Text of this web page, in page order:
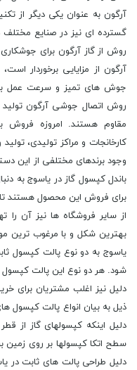
آرگون به عنوان یکی دیگر از
گسترده ای نیز در صنایع مختلف
روش از گاز آرگون برای
آرگون از مزایایی برخوردار
جوش های تمیز و سرعت عمل
روش اتصال جوشی آرگون تولید
مقاوم هستند. امروزه فروش
کارخانجات و مراکز تولیدی،
وجود برندهای مختلفی از این
باندل کپسول گاز در یاسوج به
برای فروش این محصول هستند
از سایر فروشگاه ها نیز آن را
بهترین شکل و با مرغوب ترین
یاسوج به دو نوع پالت کپسول
شود. هر دو نوع این پالت کپسول
دلیل نیز اغلب مشتریان برای
ذیل به بیان انواع پالت کپسول
دلیل اینکه کپسولهای گاز از
سطح اتکا کپسولها بر روی
دلیل طراحی پالت های ثابت در